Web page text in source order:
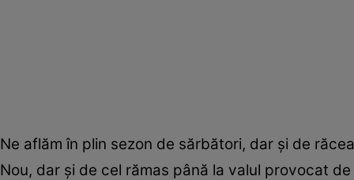
Ne aflăm în plin sezon de sărbători, dar şi de
Nou, dar şi de cel rămas până la valul provocat